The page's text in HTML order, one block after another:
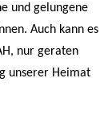
und gelungene
Auch kann es
nur geraten
unserer Heimat